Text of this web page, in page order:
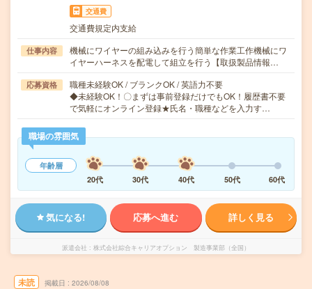
交通費
交通費規定内支給
仕事内容
機械にワイヤーの組み込みを行う簡単な作業工作機械にワ
イヤーハーネスを配電して組立を行う【取扱製品情報…
応募資格
職種未経験OK / ブランクOK / 英語力不要
◆未経験OK！〇まずは事前登録だけでもOK！履歴書不要
で気軽にオンライン登録★氏名・職種などを入力す…
職場の雰囲気
年齢層
20代
30代 40代 50代 60代
気になる! 応募へ進む 詳しく見る
派遣会社 株式会社綜合キャリアオプション 製造事業部（全国）
未読 掲載日 2026/08/08